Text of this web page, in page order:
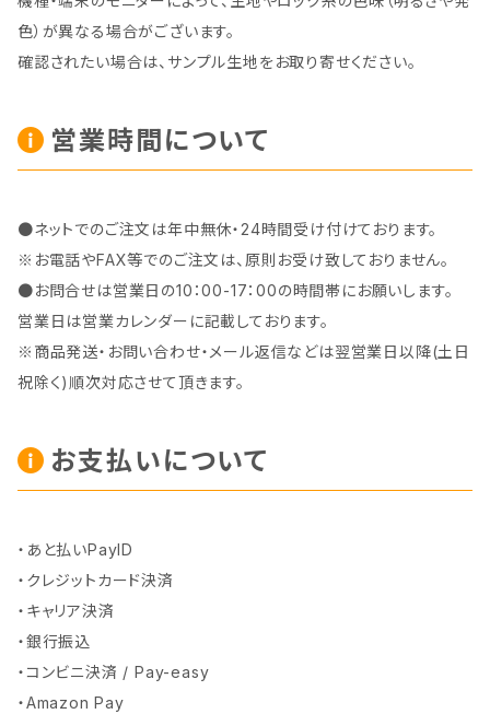
色）が異なる場合がございます。
確認されたい場合は、サンプル生地をお取り寄せください。
営業時間について
●ネットでのご注文は年中無休・24時間受け付けております。
※お電話やFAX等でのご注文は、原則お受け致しておりません。
●お問合せは営業日の10：00-17：00の時間帯にお願いします。
営業日は営業カレンダーに記載しております。
※商品発送・お問い合わせ・メール返信などは翌営業日以降(土日
祝除く)順次対応させて頂きます。
お支払いについて
・あと払いPayID
・クレジットカード決済
・キャリア決済
・銀行振込
・コンビニ決済 / Pay-easy
・Amazon Pay